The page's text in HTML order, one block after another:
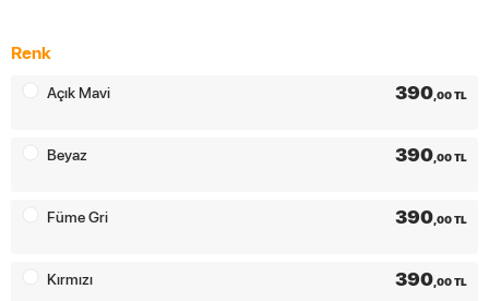
Renk
Açık Mavi 390,00 TL
Beyaz 390,00 TL
Füme Gri 390,00 TL
Kırmızı 390,00 TL